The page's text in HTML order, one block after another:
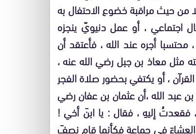
من حيث مراقبة خضوع الاحتفال به
، أو عمل دنيويّ ينجزه
أجره عند الله ، فأعتقد أن
مثل معاذ بن جبل رضي الله عنه ،
، أو يكتفي بحضور صلاة الفجر
عبد الله ،أن عثمان بن عفان رضي
إليهِ ، فقال : يا ابنَ أخي !
في جماعةٍ فكأنما قام نصفَ